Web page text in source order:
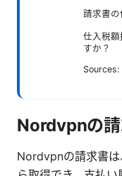
請求書の
仕入税
すか？
Sources:
Nordvpnの
Nordvpnの請求書